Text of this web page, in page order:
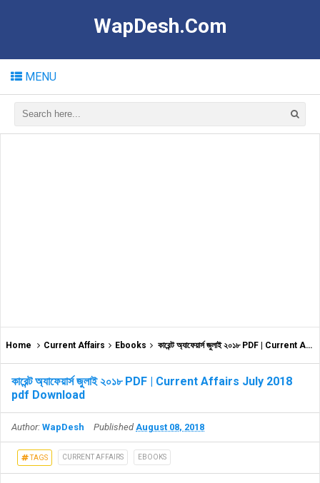
WapDesh.Com
MENU
Home Current Affairs Ebooks কারেন্ট অ্যাফেয়ার্স জুলাই ২০১৮ PDF | Current Affairs July 2018 pdf Download
কারেন্ট অ্যাফেয়ার্স জুলাই ২০১৮ PDF | Current Affairs July 2018
pdf Download
Author: WapDesh PublishedAugust 08, 2018
TAGS CURRENT AFFAIRS EBOOKS